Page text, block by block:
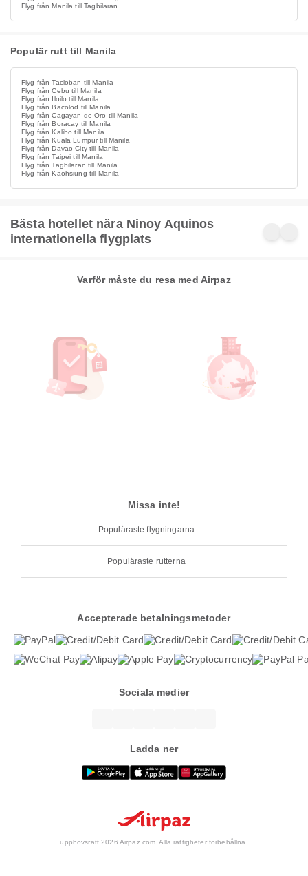
Flyg från Manila till Tagbilaran
Populär rutt till Manila
Flyg från Tacloban till Manila
Flyg från Cebu till Manila
Flyg från Iloilo till Manila
Flyg från Bacolod till Manila
Flyg från Cagayan de Oro till Manila
Flyg från Boracay till Manila
Flyg från Kalibo till Manila
Flyg från Kuala Lumpur till Manila
Flyg från Davao City till Manila
Flyg från Taipei till Manila
Flyg från Tagbilaran till Manila
Flyg från Kaohsiung till Manila
Bästa hotellet nära Ninoy Aquinos
internationella flygplats
Varför måste du resa med Airpaz
Missa inte!
Populäraste flygningarna
Populäraste rutterna
Accepterade betalningsmetoder
Sociala medier
Ladda ner
upphovsrätt 2026 Airpaz.com. Alla rättigheter förbehållna.